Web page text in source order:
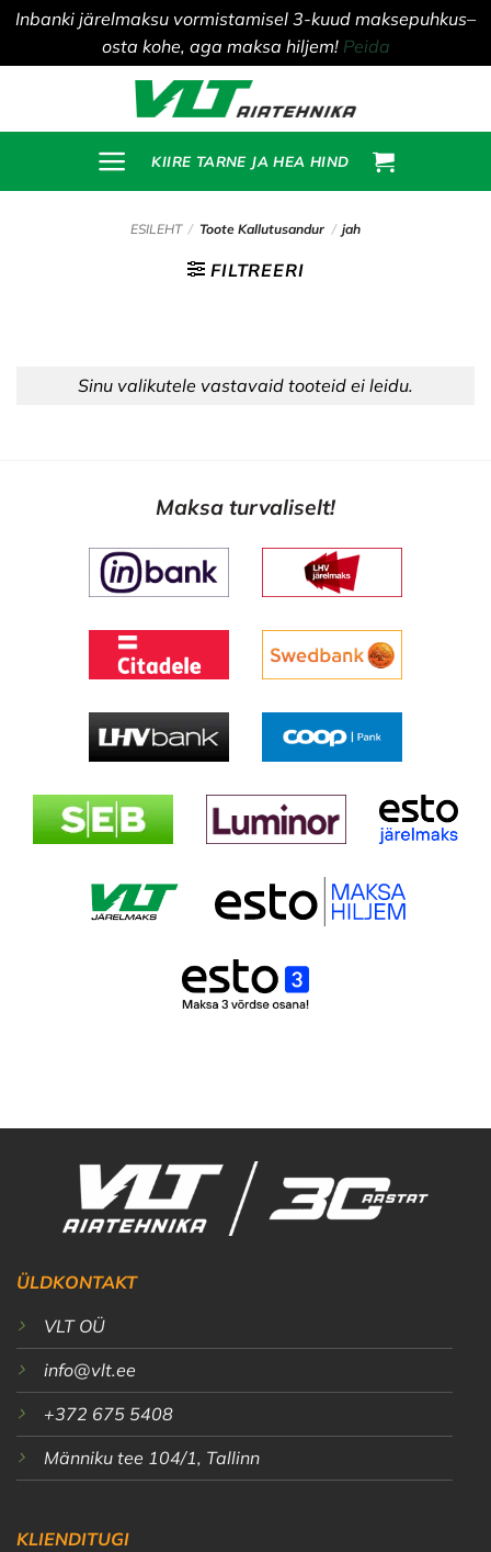
Inbanki järelmaksu vormistamisel 3-kuud maksepuhkus–
osta kohe, aga maksa hiljem! Peida
content
KIIRE TARNE JA HEA HIND
ESILEHT / Toote Kallutusandur / jah
FILTREERI
Sinu valikutele vastavaid tooteid ei leidu.
Maksa turvaliselt!
ÜLDKONTAKT
VLT OÜ
info@vlt.ee
+372 675 5408
Männiku tee 104/1, Tallinn
KLIENDITUGI